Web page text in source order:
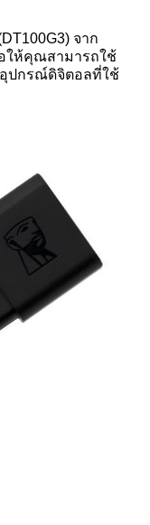
จาก
อให้คุณสามารถใช้
ปกรณ์ดิจิตอลที่ใช้